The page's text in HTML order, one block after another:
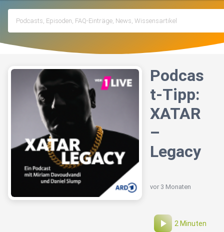
Podcas
t-Tipp:
XATAR
–
Legacy
vor 3 Monaten
2 Minuten